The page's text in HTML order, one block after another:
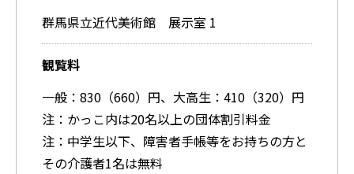
群馬県立近代美術館 展示室 1
観覧料
一般：830（660）円、大高生：410（320）円
注：かっこ内は20名以上の団体割引料金
注：中学生以下、障害者手帳等をお持ちの方と
その介護者1名は無料